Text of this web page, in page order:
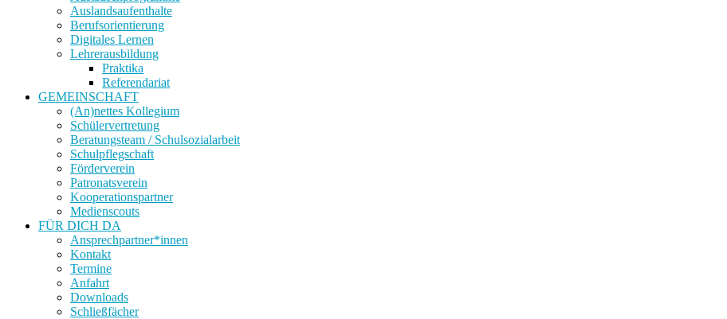
Auslandsaufenthalte
Berufsorientierung
Digitales Lernen
Lehrerausbildung
Praktika
Referendariat
GEMEINSCHAFT
(An)nettes Kollegium
Schülervertretung
Beratungsteam / Schulsozialarbeit
Schulpflegschaft
Förderverein
Patronatsverein
Kooperationspartner
Medienscouts
FÜR DICH DA
Ansprechpartner*innen
Kontakt
Termine
Anfahrt
Downloads
Schließfächer